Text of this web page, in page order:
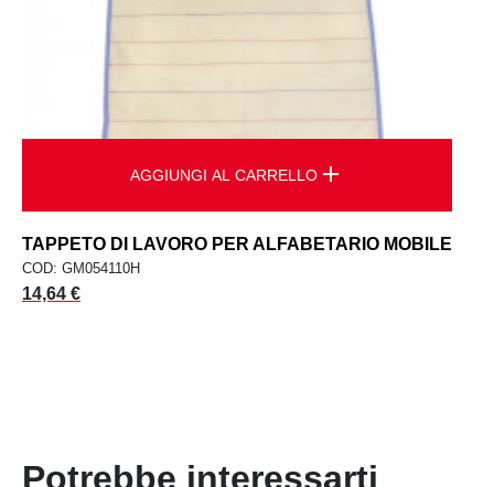
AGGIUNGI AL CARRELLO add
TAPPETO DI LAVORO PER ALFABETARIO MOBILE
COD: GM054110H
Prezzo
14,64 €
Potrebbe interessarti